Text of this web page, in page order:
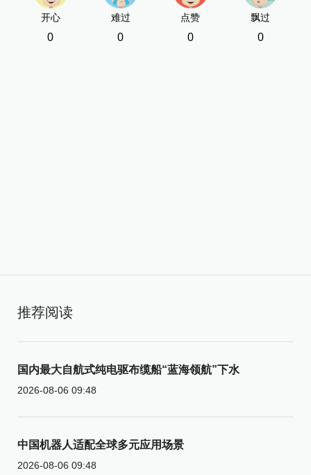
开心
0
难过
0
点赞
0
飘过
0
推荐阅读
国内最大自航式纯电驱布缆船“蓝海领航”下水
2026-08-06 09:48
中国机器人适配全球多元应用场景
2026-08-06 09:48